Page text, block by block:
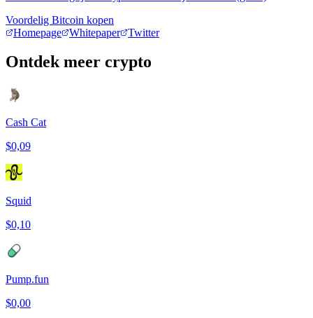
Voordelig Bitcoin kopen
Homepage
Whitepaper Twitter
Ontdek meer crypto
Cash Cat
$0,09
Squid
$0,10
Pump.fun
$0,00